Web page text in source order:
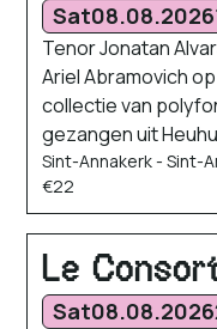
Sat08.08.2026
Tenor Jonatan
Ariel Abramovich
collectie van
gezangen uit
Sint-Annakerk - Sint-
€22
Le
Sat08.08.2026